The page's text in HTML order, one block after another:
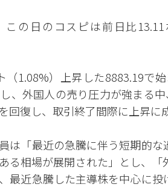
の日のコスピは前日比13.11
1.08%）上昇した8883.19で
、外国人の売り圧力が強まる
回復し、取引終了間際に上昇に
は「最近の急騰に伴う短期的
る相場が展開された」とし、
最近急騰した主導株を中心に